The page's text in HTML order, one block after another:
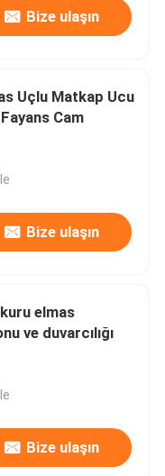
Bize ulaşın
Uçlu Matkap Ucu
Cam
Bize ulaşın
elmas
ve duvarcılığı
Bize ulaşın